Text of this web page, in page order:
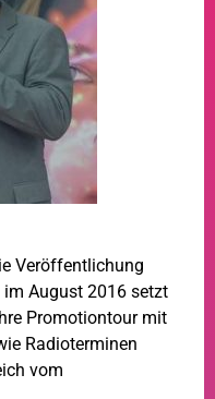
Veröffentlichung
im August 2016 setzt
Promotiontour mit
Radioterminen
vom